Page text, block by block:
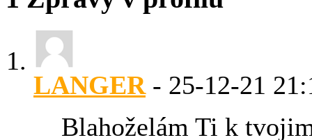
LANGER- 25-12-21
Blahoželám Ti k